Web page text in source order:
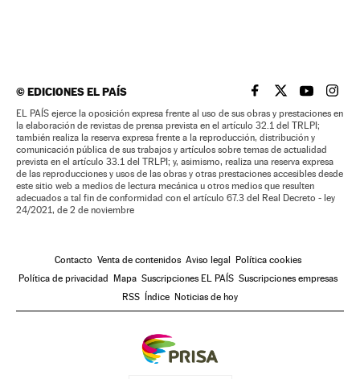
©EDICIONES EL PAÍS EL PAÍS BRASIL EN
EL PAÍSEL PAÍS
EL
EL PAÍS ejerce la oposición expresa frente al uso de sus obras y prestaciones en
la elaboración de revistas de prensa prevista en el artículo 32.1 del TRLPI;
también realiza la reserva expresa frente a la reproducción, distribución y
comunicación pública de sus trabajos y artículos sobre temas de actualidad
prevista en el artículo 33.1 del TRLPI; y, asimismo, realiza una reserva expresa
de las reproducciones y usos de las obras y otras prestaciones accesibles desde
este sitio web a medios de lectura mecánica u otros medios que resulten
adecuados a tal fin de conformidad con el artículo 67.3 del Real Decreto - ley
24/2021, de 2 de noviembre
Contacto Venta de contenidos Aviso legal Política cookies
Política de privacidad Mapa Suscripciones EL PAÍS Suscripciones empresas
RSS Índice Noticias de hoy